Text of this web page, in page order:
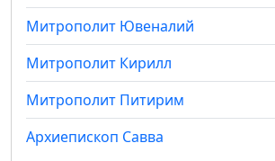
Митрополит Ювеналий
Митрополит Кирилл
Митрополит Питирим
Архиепископ Савва